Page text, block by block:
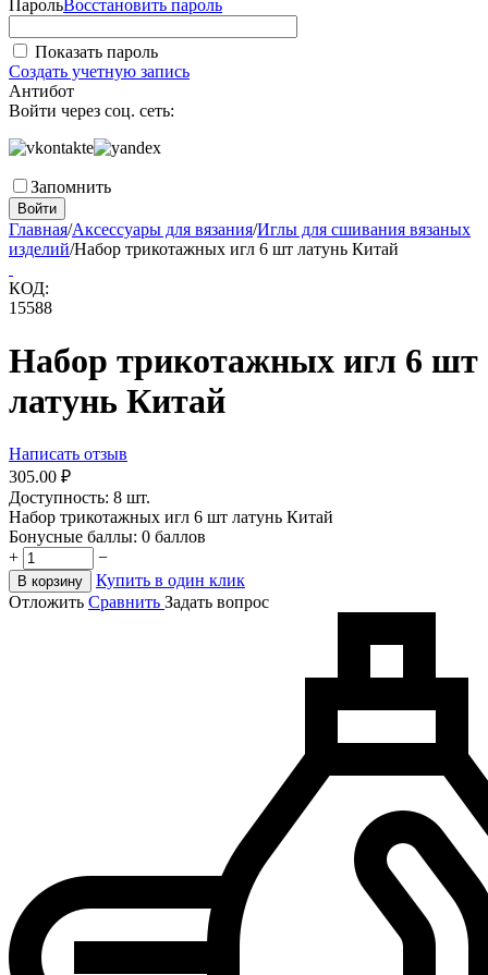
ПарольВосстановить пароль
Показать пароль
Создать учетную запись
Антибот
Войти через соц. сеть:
Запомнить
Войти
Главная/Аксессуары для вязания/Иглы для сшивания вязаных
изделий/Набор трикотажных игл 6 шт латунь Китай
КОД:
15588
Набор трикотажных игл 6 шт
латунь Китай
Написать отзыв
305.00 ₽
Доступность: 8 шт.
Набор трикотажных игл 6 шт латунь Китай
Бонусные баллы: 0 баллов
+
−
В корзину
Купить в один клик
Отложить Сравнить Задать вопрос